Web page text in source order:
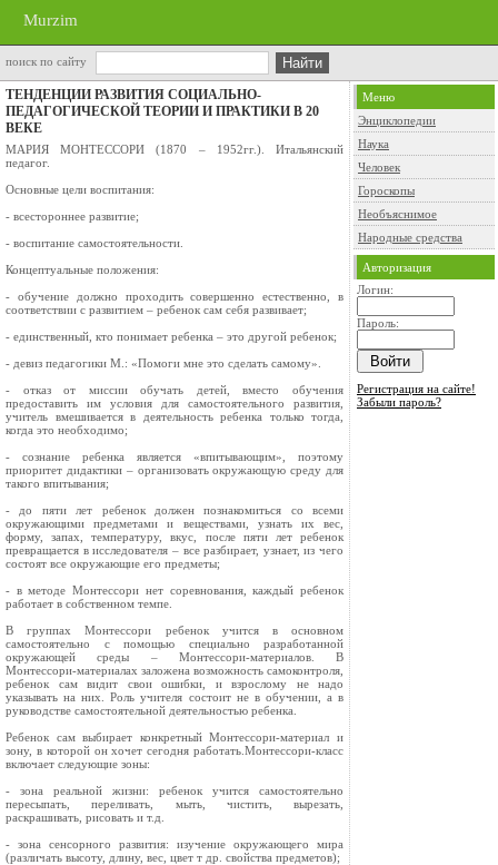
Murzim
поиск по сайту
ТЕНДЕНЦИИ РАЗВИТИЯ СОЦИАЛЬНО-
ПЕДАГОГИЧЕСКОЙ ТЕОРИИ И ПРАКТИКИ В 20
ВЕКЕ
МАРИЯ МОНТЕССОРИ (1870 – 1952гг.). Итальянский
педагог.
Основные цели воспитания:
- всестороннее развитие;
- воспитание самостоятельности.
Концептуальные положения:
- обучение должно проходить совершенно естественно, в
соответствии с развитием – ребенок сам себя развивает;
- единственный, кто понимает ребенка – это другой ребенок;
- девиз педагогики М.: «Помоги мне это сделать самому».
- отказ от миссии обучать детей, вместо обучения
предоставить им условия для самостоятельного развития,
учитель вмешивается в деятельность ребенка только тогда,
когда это необходимо;
- сознание ребенка является «впитывающим», поэтому
приоритет дидактики – организовать окружающую среду для
такого впитывания;
- до пяти лет ребенок должен познакомиться со всеми
окружающими предметами и веществами, узнать их вес,
форму, запах, температуру, вкус, после пяти лет ребенок
превращается в исследователя – все разбирает, узнает, из чего
состоят все окружающие его предметы;
- в методе Монтессори нет соревнования, каждый ребенок
работает в собственном темпе.
В группах Монтессори ребенок учится в основном
самостоятельно с помощью специально разработанной
окружающей среды – Монтессори-материалов. В
Монтессори-материалах заложена возможность самоконтроля,
ребенок сам видит свои ошибки, и взрослому не надо
указывать на них. Роль учителя состоит не в обучении, а в
руководстве самостоятельной деятельностью ребенка.
Ребенок сам выбирает конкретный Монтессори-материал и
зону, в которой он хочет сегодня работать.Монтессори-класс
включает следующие зоны:
- зона реальной жизни: ребенок учится самостоятельно
пересыпать, переливать, мыть, чистить, вырезать,
раскрашивать, рисовать и т.д.
- зона сенсорного развития: изучение окружающего мира
(различать высоту, длину, вес, цвет т др. свойства предметов);
Меню
Энциклопедии
Наука
Человек
Гороскопы
Необъяснимое
Народные средства
Авторизация
Логин:
Пароль:
Регистрация на сайте!
Забыли пароль?